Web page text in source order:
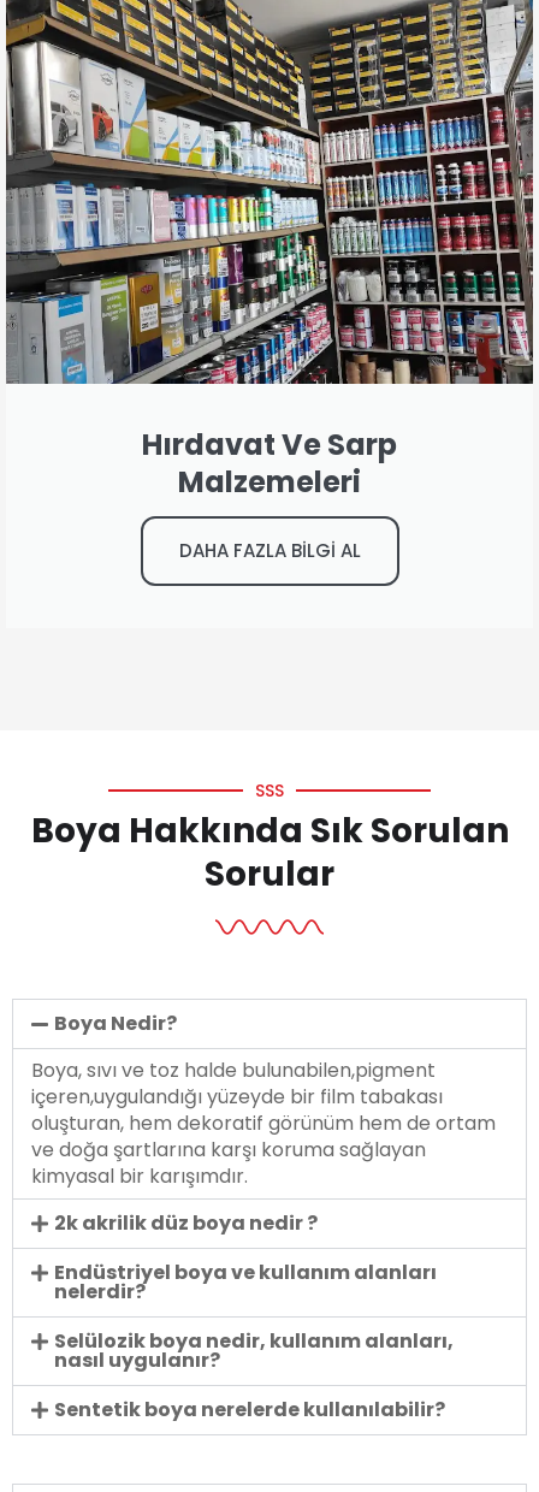
Hırdavat Ve Sarp
Malzemeleri
DAHA FAZLA BİLGİ AL
SSS
Boya Hakkında Sık Sorulan
Sorular
Boya Nedir?
Boya, sıvı ve toz halde bulunabilen,pigment
içeren,uygulandığı yüzeyde bir film tabakası
oluşturan, hem dekoratif görünüm hem de ortam
ve doğa şartlarına karşı koruma sağlayan
kimyasal bir karışımdır.
2k akrilik düz boya nedir ?
Endüstriyel boya ve kullanım alanları
nelerdir?
Selülozik boya nedir, kullanım alanları,
nasıl uygulanır?
Sentetik boya nerelerde kullanılabilir?